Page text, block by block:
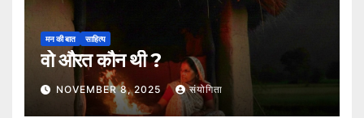
मन की बात साहित्य
वो औरत कौन थी ?
NOVEMBER 8, 2025 संयोगिता